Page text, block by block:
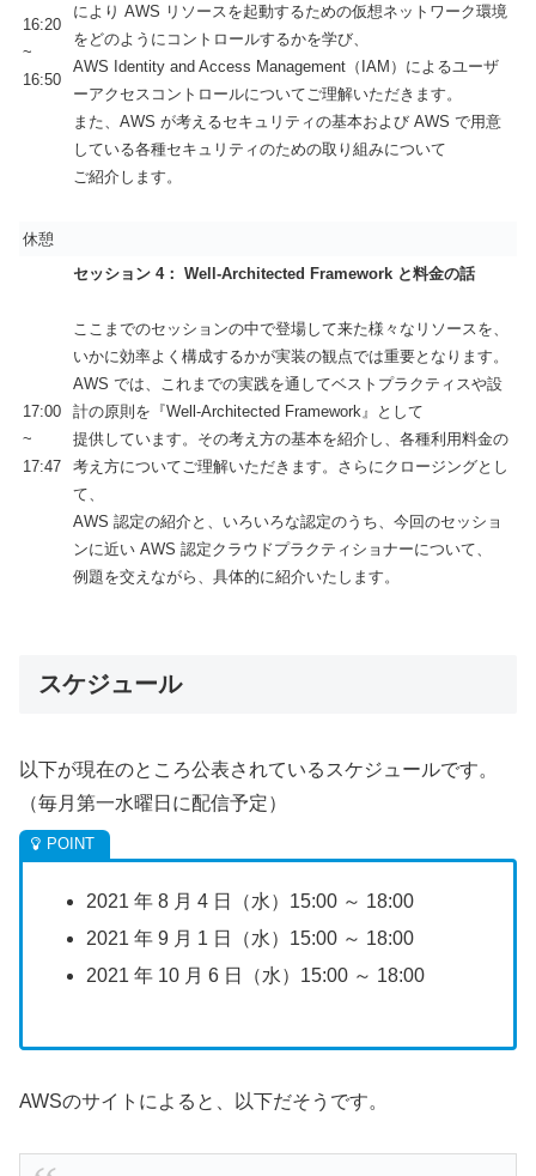
16:20
~
16:50
により AWS リソースを起動するための仮想ネットワーク環境
をどのようにコントロールするかを学び、
AWS Identity and Access Management（IAM）によるユーザ
ーアクセスコントロールについてご理解いただきます。
また、AWS が考えるセキュリティの基本および AWS で用意
している各種セキュリティのための取り組みについて
ご紹介します。
休憩
17:00
~
17:47
セッション 4： Well-Architected Framework と料金の話
ここまでのセッションの中で登場して来た様々なリソースを、
いかに効率よく構成するかが実装の観点では重要となります。
AWS では、これまでの実践を通してベストプラクティスや設
計の原則を『Well-Architected Framework』として
提供しています。その考え方の基本を紹介し、各種利用料金の
考え方についてご理解いただきます。さらにクロージングとし
て、
AWS 認定の紹介と、いろいろな認定のうち、今回のセッショ
ンに近い AWS 認定クラウドプラクティショナーについて、
例題を交えながら、具体的に紹介いたします。
スケジュール
以下が現在のところ公表されているスケジュールです。
（毎月第一水曜日に配信予定）
2021 年 8 月 4 日（水）15:00 ～ 18:00
2021 年 9 月 1 日（水）15:00 ～ 18:00
2021 年 10 月 6 日（水）15:00 ～ 18:00
AWSのサイトによると、以下だそうです。